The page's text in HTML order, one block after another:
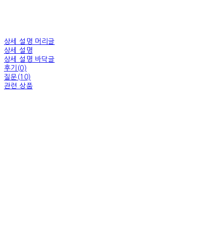
상세 설명 머리글
상세 설명
상세 설명 바닥글
후기(0)
질문(10)
관련 상품